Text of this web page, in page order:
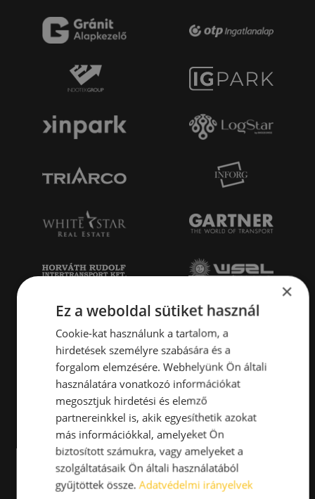
×
Ez a weboldal sütiket használ
Cookie-kat használunk a tartalom, a
hirdetések személyre szabására és a
forgalom elemzésére. Webhelyünk Ön általi
használatára vonatkozó információkat
megosztjuk hirdetési és elemző
partnereinkkel is, akik egyesíthetik azokat
más információkkal, amelyeket Ön
biztosított számukra, vagy amelyeket a
szolgáltatásaik Ön általi használatából
gyűjtöttek össze.Adatvédelmi irányelvek